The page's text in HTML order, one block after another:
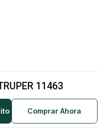
11463
Comprar Ahora